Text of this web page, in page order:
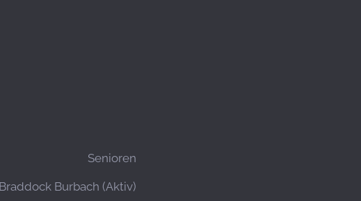
Senioren
Burbach (Aktiv)